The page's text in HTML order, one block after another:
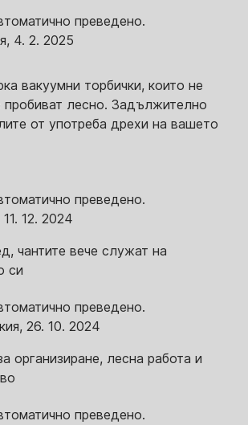
преведено.
, 4. 2. 2025
вакуумни торбички, които не
пробиват лесно. Задължително
от употреба дрехи на вашето
преведено.
11. 12. 2024
чантите вече служат на
си
преведено.
, 26. 10. 2024
организиране, лесна работа и
преведено.